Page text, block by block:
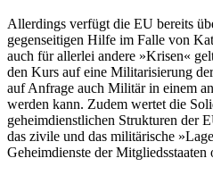
Allerdings verfügt die EU bereits
gegenseitigen Hilfe im Falle von
auch für allerlei andere »Krisen«
den Kurs auf eine Militarisierung
auf Anfrage auch Militär in einem
werden kann. Zudem wertet die
geheimdienstlichen Strukturen der
das zivile und das militärische
Geheimdienste der Mitgliedsstaaten